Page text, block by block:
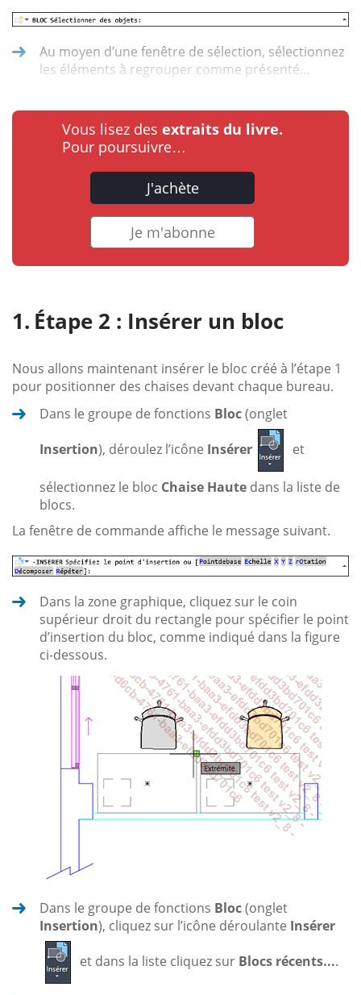
Au moyen d’une fenêtre de sélection, sélectionnez
les éléments à regrouper comme présenté...
Vous lisez des extraits du livre.
Pour poursuivre…
J'achète
Je m'abonne
Étape 2 : Insérer un bloc
Nous allons maintenant insérer le bloc créé à l’étape 1
pour positionner des chaises devant chaque bureau.
Dans le groupe de fonctions Bloc(onglet
Insertion), déroulez l’icône Insérer et
sélectionnez le bloc Chaise Haute dans la liste de
blocs.
La fenêtre de commande affiche le message suivant.
Dans la zone graphique, cliquez sur le coin
supérieur droit du rectangle pour spécifier le point
d’insertion du bloc, comme indiqué dans la figure
ci-dessous.
Dans le groupe de fonctions Bloc(onglet
Insertion), cliquez sur l’icône déroulante Insérer
et dans la liste cliquez sur Blocs récents....